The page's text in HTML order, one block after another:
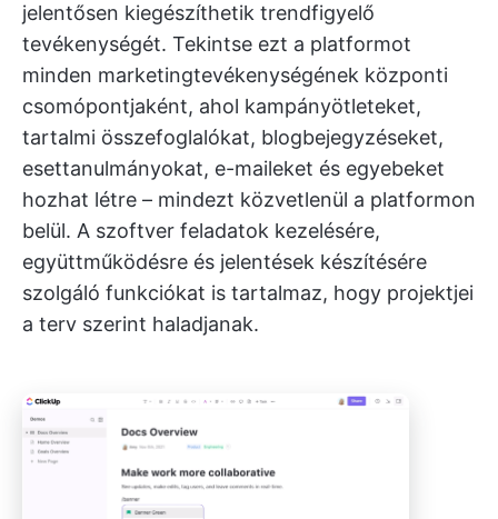
jelentősen kiegészíthetik trendfigyelő
tevékenységét. Tekintse ezt a platformot
minden marketingtevékenységének központi
csomópontjaként, ahol kampányötleteket,
tartalmi összefoglalókat, blogbejegyzéseket,
esettanulmányokat, e-maileket és egyebeket
hozhat létre – mindezt közvetlenül a platformon
belül. A szoftver feladatok kezelésére,
együttműködésre és jelentések készítésére
szolgáló funkciókat is tartalmaz, hogy projektjei
a terv szerint haladjanak.